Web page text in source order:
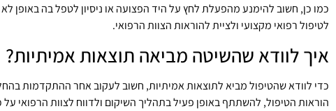
כמו כן, חשוב להימנע מהפעלת לחץ על היד הפצועה או ניסיון לטפל בה באופן
לטיפול רפואי מקצועי ולציית להוראות הצוות הרפואי.
איך לוודא שהשיטה מביאה תוצאות אמיתיות?
כדי לוודא שהטיפול מביא לתוצאות אמיתיות, חשוב לעקוב אחר ההתקדמות
הוראות הטיפול, להשתתף באופן פעיל בתהליך השיקום ולדווח לצוות הרפואי